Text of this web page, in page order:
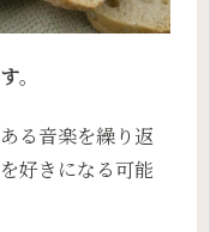
。
る音楽を繰り返
好きになる可能